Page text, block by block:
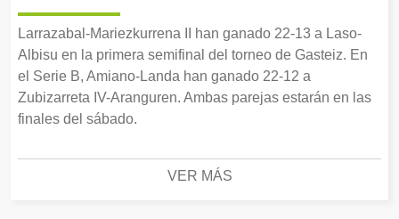
Larrazabal-Mariezkurrena II han ganado 22-13 a Laso-
Albisu en la primera semifinal del torneo de Gasteiz. En
el Serie B, Amiano-Landa han ganado 22-12 a
Zubizarreta IV-Aranguren. Ambas parejas estarán en las
finales del sábado.
VER MÁS